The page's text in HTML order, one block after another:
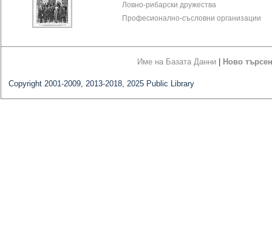
Ловно-рибарски дружества
Професионално-съсловни организации
Име на Базата Данни Ново
Copyright 2001-2009, 2013-2018, 2025 Public Library